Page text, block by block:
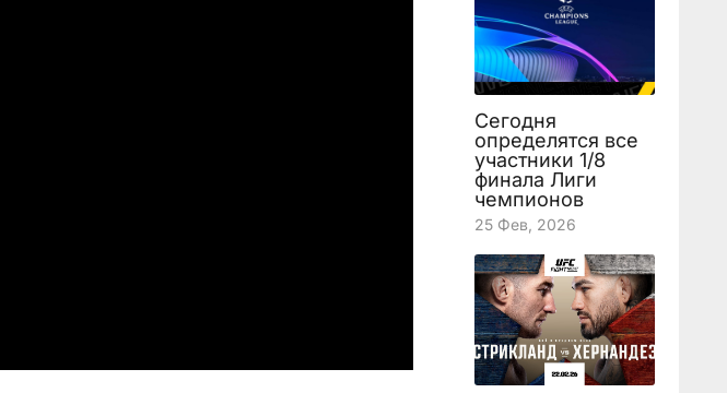
Сегодня
определятся все
участники 1/8
финала Лиги
чемпионов
25 Фев, 2026